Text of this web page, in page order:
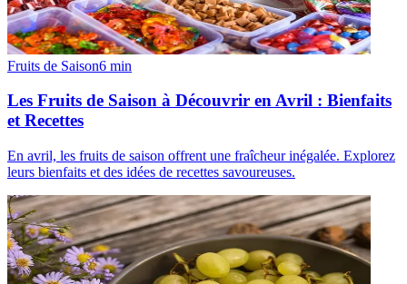
Fruits de Saison6 min
Les Fruits de Saison à Découvrir en Avril : Bienfaits
et Recettes
En avril, les fruits de saison offrent une fraîcheur inégalée. Explorez
leurs bienfaits et des idées de recettes savoureuses.